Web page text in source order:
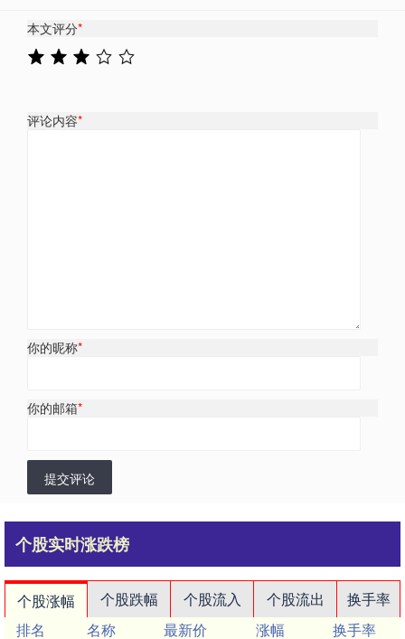
本文评分*
评论内容*
你的昵称*
你的邮箱*
提交评论
个股实时涨跌榜
个股涨幅 个股跌幅 个股流入 个股流出
换手率
排名
名称 最新价 涨幅
换手率